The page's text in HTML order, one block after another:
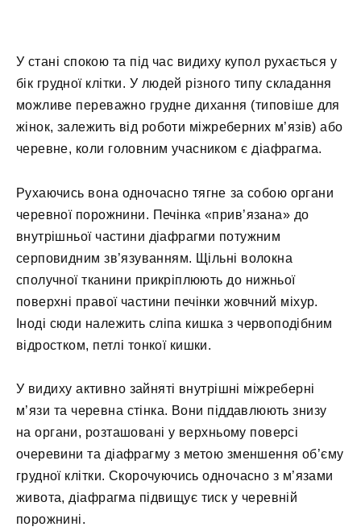
У стані спокою та під час видиху купол рухається у
бік грудної клітки. У людей різного типу складання
можливе переважно грудне дихання (типовіше для
жінок, залежить від роботи міжреберних м’язів) або
черевне, коли головним учасником є діафрагма.
Рухаючись вона одночасно тягне за собою органи
черевної порожнини. Печінка «прив’язана» до
внутрішньої частини діафрагми потужним
серповидним зв’язуванням. Щільні волокна
сполучної тканини прикріплюють до нижньої
поверхні правої частини печінки жовчний міхур.
Іноді сюди належить сліпа кишка з червоподібним
відростком, петлі тонкої кишки.
У видиху активно зайняті внутрішні міжреберні
м’язи та черевна стінка. Вони піддавлюють знизу
на органи, розташовані у верхньому поверсі
очеревини та діафрагму з метою зменшення об’єму
грудної клітки. Скорочуючись одночасно з м’язами
живота, діафрагма підвищує тиск у черевній
порожнині.